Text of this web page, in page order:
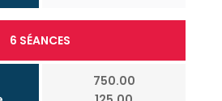
6 SÉANCES
750.00